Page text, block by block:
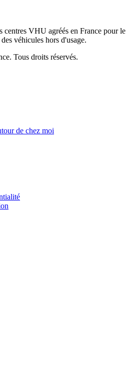
centres VHU agréés en France pour le
véhicules hors d'usage.
Tous droits réservés.
de chez moi